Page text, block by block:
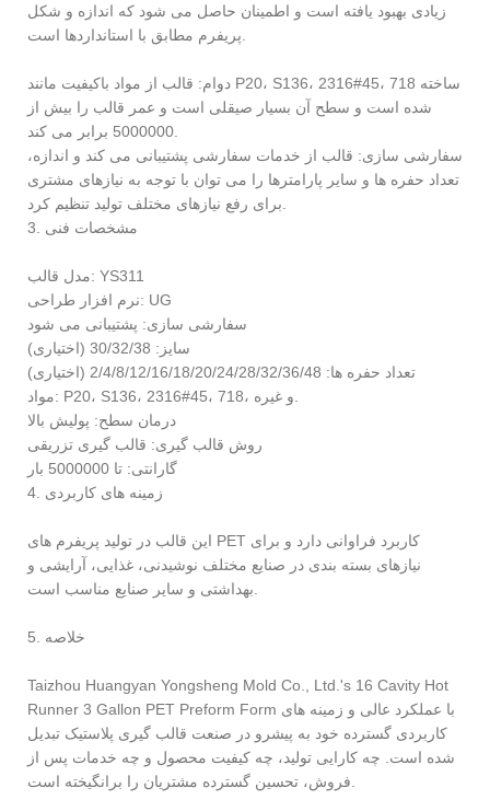
زیادی بهبود یافته است و اطمینان حاصل می شود که اندازه و شکل
دوام: قالب از مواد باکیفیت مانند P20، S136، 2316#45، 718 ساخته
شده است و سطح آن بسیار صیقلی است و عمر قالب را بیش از
سفارشی سازی: قالب از خدمات سفارشی پشتیبانی می کند و اندازه،
تعداد حفره ها و سایر پارامترها را می توان با توجه به نیازهای مشتری
3. مشخصات فنی
مدل قالب: YS311
نرم افزار طراحی: UG
سفارشی سازی: پشتیبانی می شود
سایز: 30/32/38 (اختیاری)
تعداد حفره ها: 2/4/8/12/16/18/20/24/28/32/36/48 (اختیاری)
درمان سطح: پولیش بالا
روش قالب گیری: قالب گیری تزریقی
گارانتی: تا 5000000 بار
4. زمینه های کاربردی
این قالب در تولید پریفرم های PET کاربرد فراوانی دارد و برای
نیازهای بسته بندی در صنایع مختلف نوشیدنی، غذایی، آرایشی و
5. خلاصه
Taizhou Huangyan Yongsheng Mold Co., Ltd.'s 16 Cavity Hot
Runner 3 Gallon PET Preform Form با عملکرد عالی و زمینه های
کاربردی گسترده خود به پیشرو در صنعت قالب گیری پلاستیک تبدیل
شده است. چه کارایی تولید، چه کیفیت محصول و چه خدمات پس از